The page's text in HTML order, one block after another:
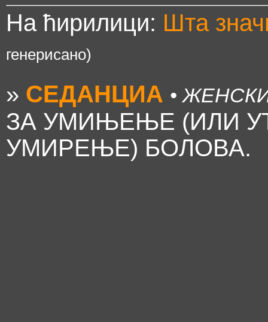
На ћирилици: Шта
генерисано)
» СЕДАНЦИА •
ЗА УМИЊЕЊЕ (ИЛИ
УМИРЕЊЕ) БОЛОВА.